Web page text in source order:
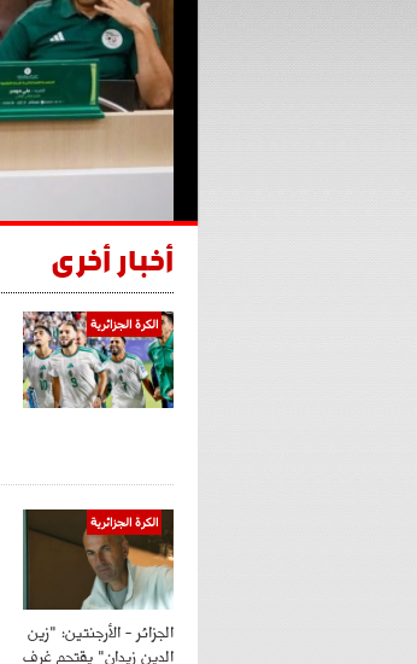
أخبار أخرى
الكرة الجزائرية
الكرة الجزائرية
الجزائر - الأرجنتين: "زين
الدين زيدان" يقتحم غرف